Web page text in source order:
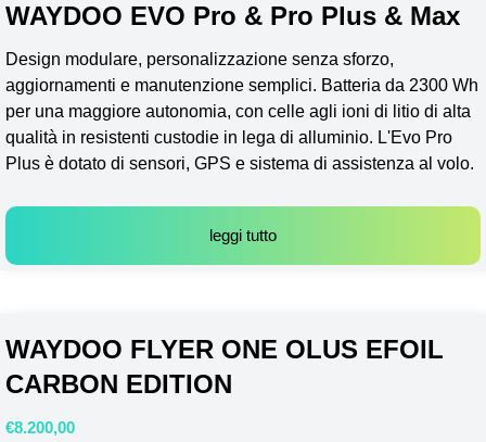
WAYDOO EVO Pro & Pro Plus & Max
Design modulare, personalizzazione senza sforzo,
aggiornamenti e manutenzione semplici. Batteria da 2300 Wh
per una maggiore autonomia, con celle agli ioni di litio di alta
qualità in resistenti custodie in lega di alluminio. L'Evo Pro
Plus è dotato di sensori, GPS e sistema di assistenza al volo.
leggi tutto
WAYDOO FLYER ONE OLUS EFOIL
CARBON EDITION
€8.200,00